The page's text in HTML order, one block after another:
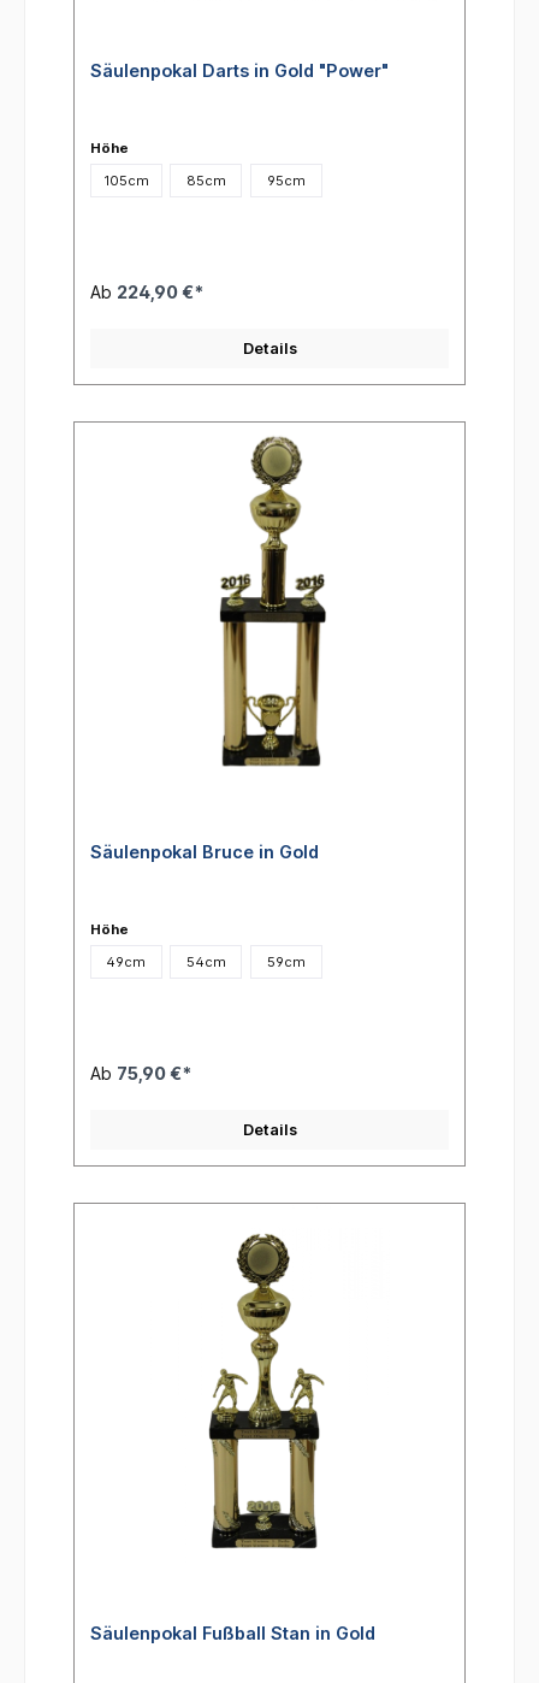
Säulenpokal Darts in Gold "Power"
Höhe
105cm
85cm 95cm
Ab 224,90 €*
Details
Säulenpokal Bruce in Gold
Höhe
49cm
54cm 59cm
Ab 75,90 €*
Details
Säulenpokal Fußball Stan in Gold